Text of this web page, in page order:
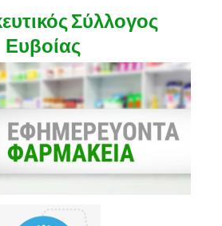
Σύλλογος
Ευβοίας